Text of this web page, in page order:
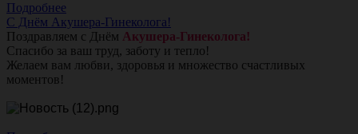
Подробнее
С Днём Акушера-Гинеколога!
Поздравляем с Днём Акушера-Гинеколога!
Спасибо за ваш труд, заботу и тепло!
Желаем вам любви, здоровья и множество счастливых
моментов!